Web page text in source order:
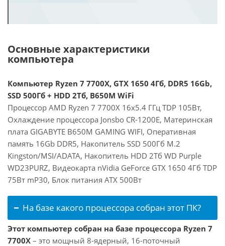
Основные характеристики
компьютера
Компьютер Ryzen 7 7700X, GTX 1650 4Гб, DDR5 16Gb,
SSD 500Гб + HDD 2Тб, B650M WiFi
Процессор AMD Ryzen 7 7700X 16x5.4 ГГц TDP 105Вт,
Охлаждение процессора Jonsbo CR-1200E, Материнская
плата GIGABYTE B650M GAMING WIFI, Оперативная
память 16Gb DDR5, Накопитель SSD 500Гб M.2
Kingston/MSI/ADATA, Накопитель HDD 2Тб WD Purple
WD23PURZ, Видеокарта nVidia GeForce GTX 1650 4Гб TDP
75Вт mP30, Блок питания ATX 500Вт
На базе какого процессора собран этот ПК?
Этот компьютер собран на базе процессора Ryzen 7
7700X – это мощный 8-ядерный, 16-поточный